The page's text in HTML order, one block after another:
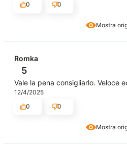
Mostra
0
0
Mostra
Romka
5
Vale la pena consigliarlo. Veloce
12/4/2025
0
0